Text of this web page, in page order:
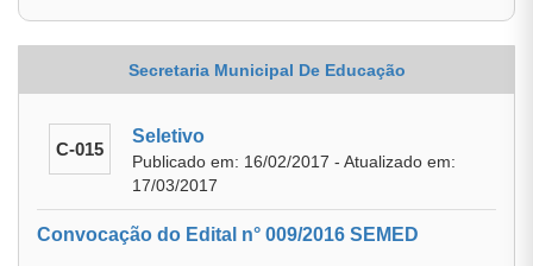
Secretaria Municipal De Educação
C-015
Seletivo
Publicado em: 16/02/2017 - Atualizado em:
17/03/2017
Convocação do Edital n° 009/2016 SEMED